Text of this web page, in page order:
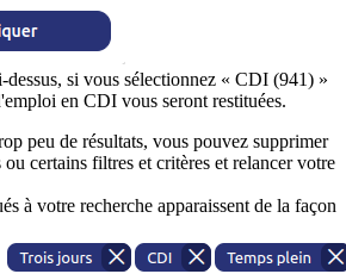
dessus, si vous sélectionnez « CDI (941) »
en CDI vous seront restituées.
peu de résultats, vous pouvez supprimer
ou certains filtres et critères et relancer votre
à votre recherche apparaissent de la façon